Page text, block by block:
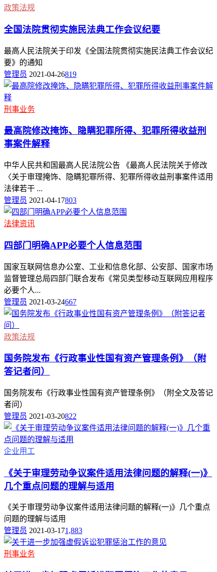
政策法规
全国法院贯彻实施民法典工作会议纪要
最高人民法院关于印发《全国法院贯彻实施民法典工作会议纪
要》的通知
管理员 2021-04-26819
刑事业务
最高院修改掩饰、隐瞒犯罪所得、犯罪所得收益刑
事案件解释
中华人民共和国最高人民法院公告 《最高人民法院关于修改
〈关于审理掩饰、隐瞒犯罪所得、犯罪所得收益刑事案件适用
法律若干 ...
管理员 2021-04-17803
法律资讯
四部门明确APP必要个人信息范围
国家互联网信息办公室、工业和信息化部、公安部、国家市场
监督管理总局四部门联合发布《常见类型移动互联网应用程序
必要个人...
管理员 2021-03-24667
政策法规
国务院发布《行政事业性国有资产管理条例》（附
答记者问）
国务院发布《行政事业性国有资产管理条例》（附全文及答记
者问）
管理员 2021-03-20822
企业用工
《关于审理劳动争议案件适用法律问题的解释(一)》
几个重点问题的理解与适用
《关于审理劳动争议案件适用法律问题的解释(一)》几个重点
问题的理解与适用
管理员 2021-03-171,883
刑事业务